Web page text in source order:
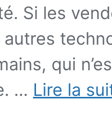
Si les
qui
… Lire la